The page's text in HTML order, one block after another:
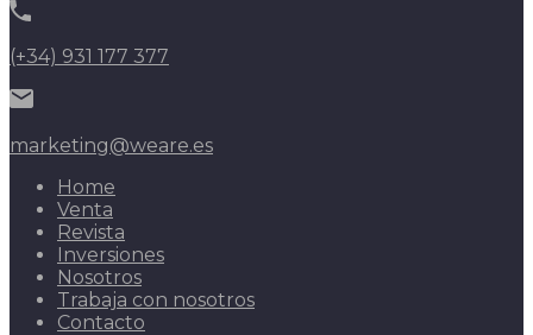
(+34) 931 177 377
marketing@weare.es
Home
Venta
Revista
Inversiones
Nosotros
Trabaja con nosotros
Contacto